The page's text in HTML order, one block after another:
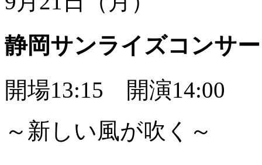
静岡サンライズコンサ
開場13:15 開演14:00
～新しい風が吹く～